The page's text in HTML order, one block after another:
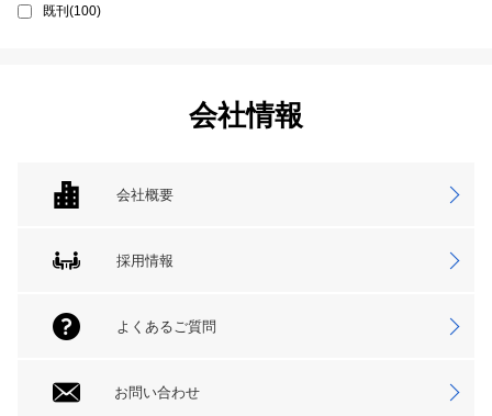
既刊(100)
会社情報
会社概要
採用情報
よくあるご質問
お問い合わせ